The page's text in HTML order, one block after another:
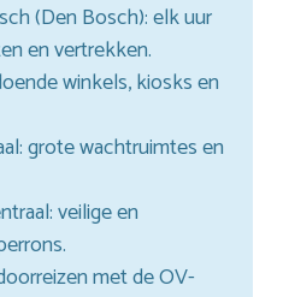
(Den Bosch): elk uur
en vertrekken.
winkels, kiosks en
grote wachtruimtes en
veilige en
met de OV-